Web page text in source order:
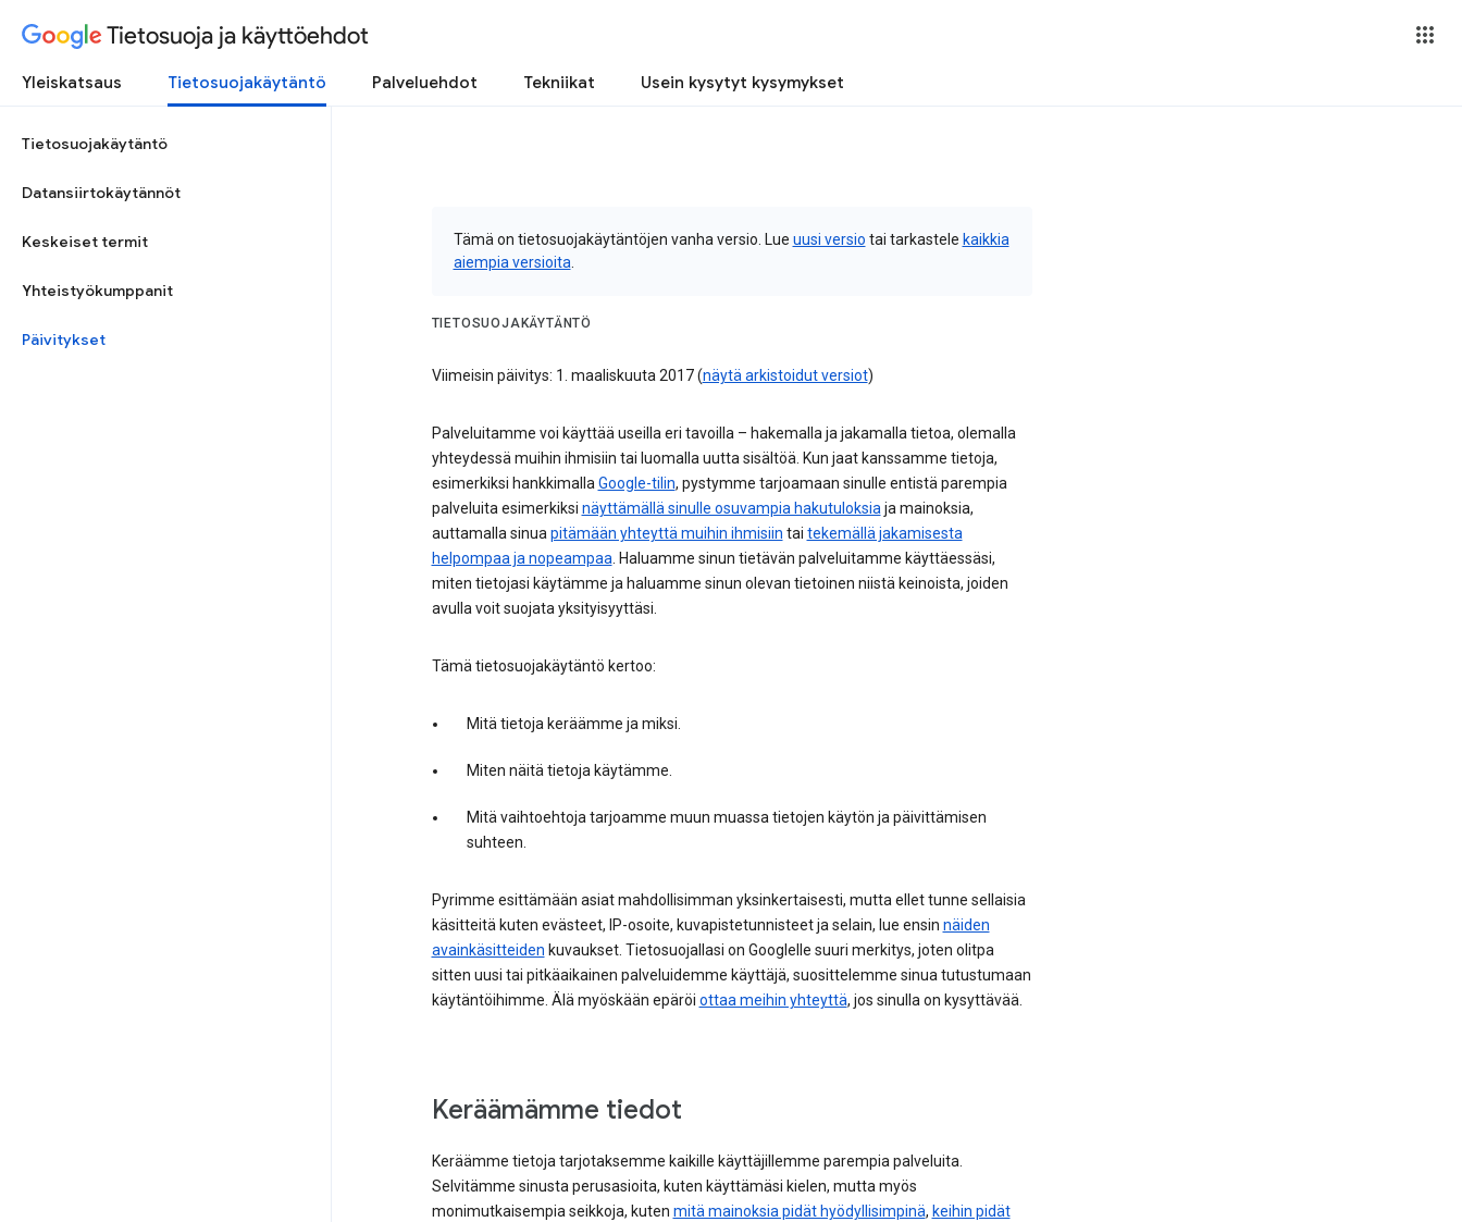
Tietosuoja ja käyttöehdot
Yleiskatsaus Tietosuojakäytäntö Palveluehdot Tekniikat Usein kysytyt kysymykset
Tietosuojakäytäntö
Datansiirtokäytännöt
Keskeiset termit
Yhteistyökumppanit
Päivitykset
Tämä on tietosuojakäytäntöjen vanha versio. Lue uusi versio tai tarkastele kaikkia
aiempia versioita
TIETOSUOJAKÄYTÄNTÖ
Viimeisin päivitys: 1. maaliskuuta 2017 (näytä arkistoidut versiot)
Palveluitamme voi käyttää useilla eri tavoilla – hakemalla ja jakamalla tietoa, olemalla
yhteydessä muihin ihmisiin tai luomalla uutta sisältöä. Kun jaat kanssamme tietoja,
esimerkiksi hankkimallaGoogle-tilin, pystymme tarjoamaan sinulle entistä parempia
palveluita esimerkiksi näyttämällä sinulle osuvampia hakutuloksiaja mainoksia,
auttamalla sinuapitämään yhteyttä muihin ihmisiin tai tekemällä jakamisesta
helpompaa ja nopeampaa. Haluamme sinun tietävän palveluitamme käyttäessäsi,
miten tietojasi käytämme ja haluamme sinun olevan tietoinen niistä keinoista, joiden
avulla voit suojata yksityisyyttäsi.
Tämä tietosuojakäytäntö kertoo:
Mitä tietoja keräämme ja miksi.
Miten näitä tietoja käytämme.
Mitä vaihtoehtoja tarjoamme muun muassa tietojen käytön ja päivittämisen
suhteen.
Pyrimme esittämään asiat mahdollisimman yksinkertaisesti, mutta ellet tunne sellaisia
käsitteitä kuten evästeet, IP-osoite, kuvapistetunnisteet ja selain, lue ensin näiden
avainkäsitteiden kuvaukset. Tietosuojallasi on Googlelle suuri merkitys, joten olitpa
sitten uusi tai pitkäaikainen palveluidemme käyttäjä, suosittelemme sinua tutustumaan
käytäntöihimme. Älä myöskään epäröi ottaa meihin yhteyttä, jos sinulla on kysyttävää.
Keräämämme tiedot
Keräämme tietoja tarjotaksemme kaikille käyttäjillemme parempia palveluita.
Selvitämme sinusta perusasioita, kuten käyttämäsi kielen, mutta myös
monimutkaisempia seikkoja, kuten mitä mainoksia pidät hyödyllisimpinä, keihin pidät